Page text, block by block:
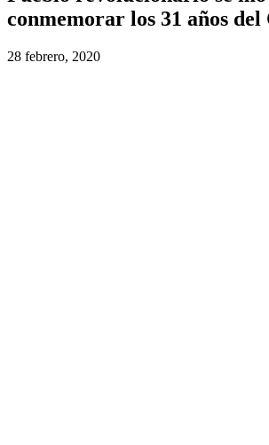
conmemorar los 31 años del
28 febrero, 2020